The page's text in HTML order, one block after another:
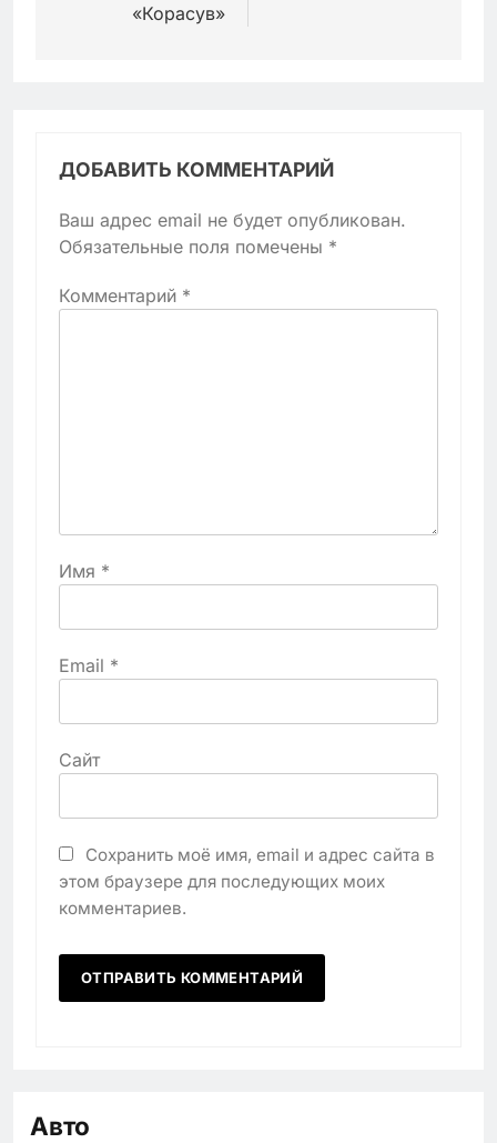
«Корасув»
ДОБАВИТЬ КОММЕНТАРИЙ
Ваш адрес email не будет опубликован.
Обязательные поля помечены *
Комментарий *
Имя *
Email *
Сайт
Сохранить моё имя, email и адрес сайта в
этом браузере для последующих моих
комментариев.
Авто